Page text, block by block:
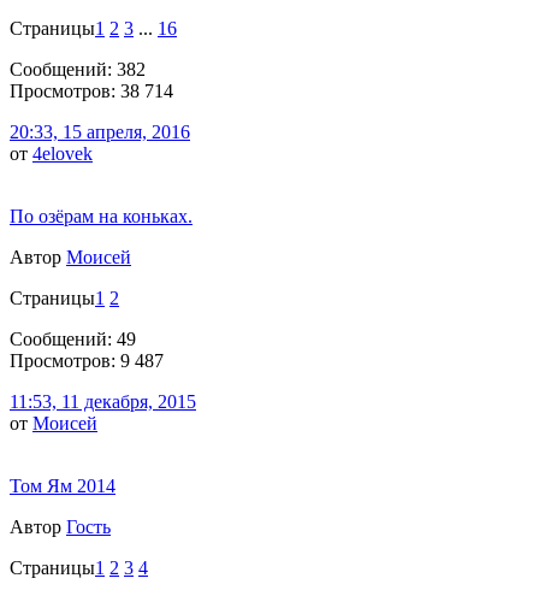
Страницы1 2 3 ... 16
Сообщений: 382
Просмотров: 38 714
20:33, 15 апреля, 2016
от 4elovek
По озёрам на коньках.
Автор Моисей
Страницы1 2
Сообщений: 49
Просмотров: 9 487
11:53, 11 декабря, 2015
от Моисей
Том Ям 2014
Автор Гоcть
Страницы1 2 3 4